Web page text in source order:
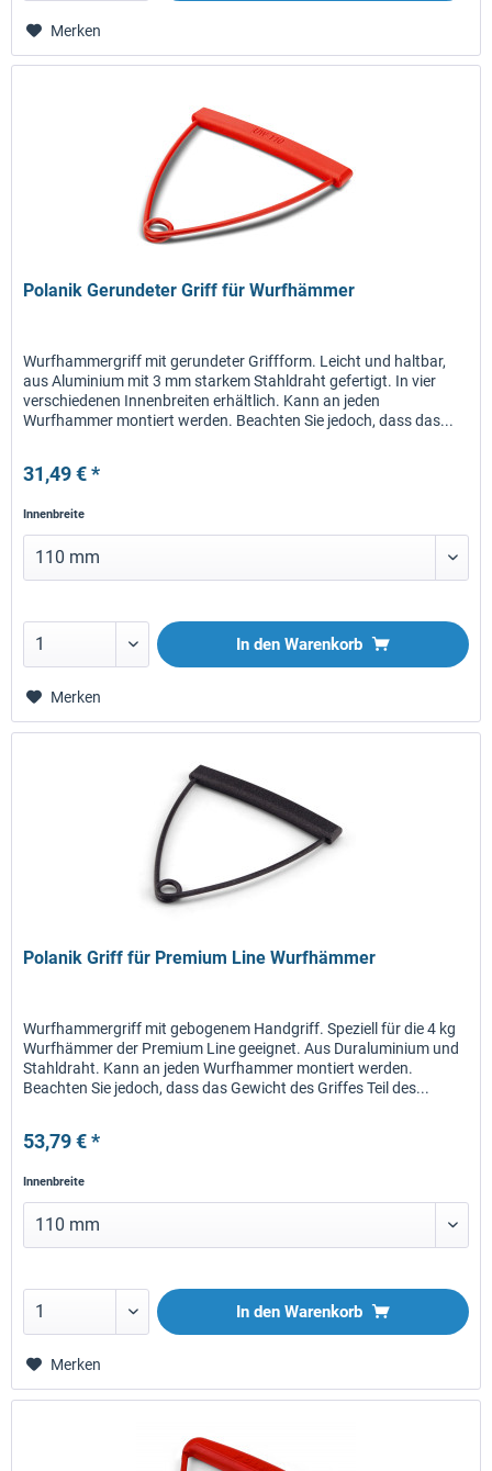
Merken
Polanik Gerundeter Griff für Wurfhämmer
Wurfhammergriff mit gerundeter Griffform. Leicht und haltbar,
aus Aluminium mit 3 mm starkem Stahldraht gefertigt. In vier
verschiedenen Innenbreiten erhältlich. Kann an jeden
Wurfhammer montiert werden. Beachten Sie jedoch, dass das...
31,49 € *
Innenbreite
In den Warenkorb
Merken
Polanik Griff für Premium Line Wurfhämmer
Wurfhammergriff mit gebogenem Handgriff. Speziell für die 4 kg
Wurfhämmer der Premium Line geeignet. Aus Duraluminium und
Stahldraht. Kann an jeden Wurfhammer montiert werden.
Beachten Sie jedoch, dass das Gewicht des Griffes Teil des...
53,79 € *
Innenbreite
In den Warenkorb
Merken